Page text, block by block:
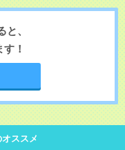
、
！
ススメ